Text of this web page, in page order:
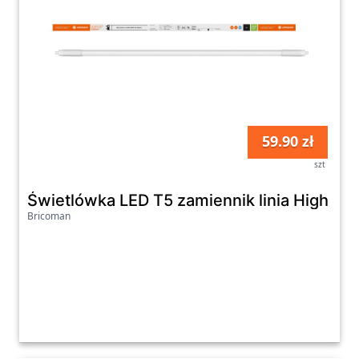
59.90 zł
szt
Świetlówka LED T5 zamiennik linia High
Bricoman